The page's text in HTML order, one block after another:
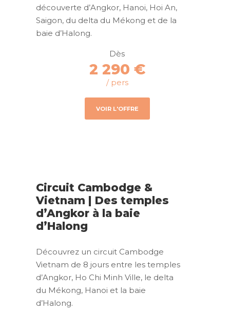
découverte d’Angkor, Hanoi, Hoi An,
Saigon, du delta du Mékong et de la
baie d’Halong.
Dès
2 290 €
/ pers
VOIR L'OFFRE
Circuit Cambodge &
Vietnam | Des temples
d’Angkor à la baie
d’Halong
Découvrez un circuit Cambodge
Vietnam de 8 jours entre les temples
d’Angkor, Ho Chi Minh Ville, le delta
du Mékong, Hanoi et la baie
d’Halong.